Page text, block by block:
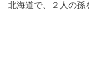
北海道で、２人の孫